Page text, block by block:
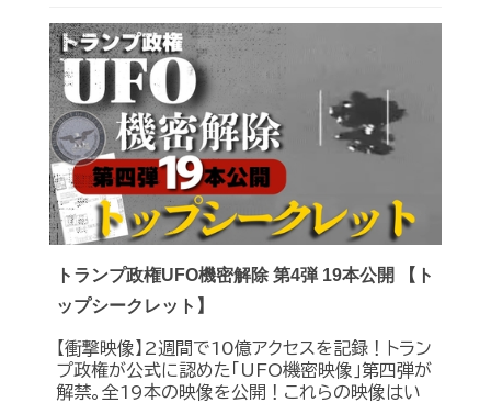
トランプ政権UFO機密解除 第4弾 19本公開 【ト
ップシークレット】
【衝撃映像】2週間で10億アクセスを記録！トラン
プ政権が公式に認めた｢UFO機密映像｣第四弾が
解禁。全19本の映像を公開！これらの映像はい